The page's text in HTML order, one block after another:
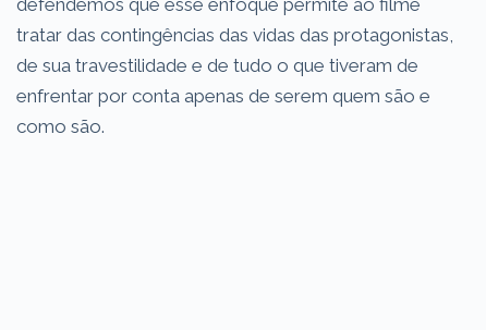
tratar das contingências das vidas das protagonistas,
de sua travestilidade e de tudo o que tiveram de
enfrentar por conta apenas de serem quem são e
como são.